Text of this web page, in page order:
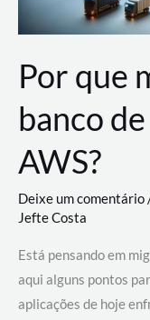
Por que
banco
AWS?
Deixe um comentário
Jefte Costa
Está pensando em
aqui alguns pontos
aplicações de hoje